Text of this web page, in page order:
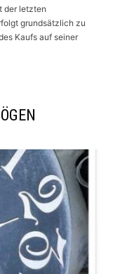
der letzten
grundsätzlich zu
Kaufs auf seiner